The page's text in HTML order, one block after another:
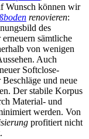
Wunsch können wir
renovieren:
des
sämtliche
von wenigen
Auch
Softclose-
und neue
Der stabile Korpus
Material- und
werden. Von
profitiert nicht